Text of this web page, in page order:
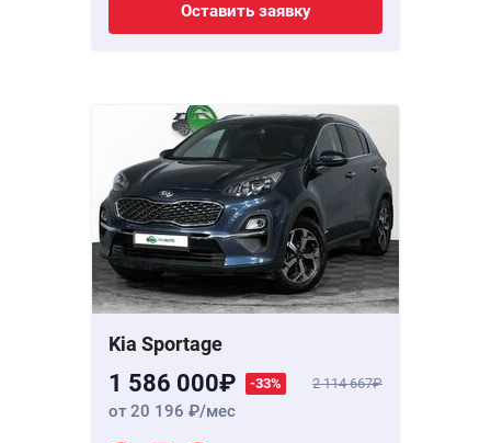
Оставить заявку
Kia Sportage
1 586 000 -33% 2 114 667
от 20 196 /мес